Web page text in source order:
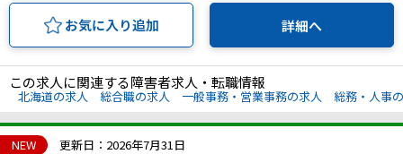
お気に入り追加 詳細へ
この求人に関連する障害者求人・転職情報
北海道の求人 総合職の求人 一般事務・営業事務の求人 総務・人事
NEW 更新日：2026年7月31日